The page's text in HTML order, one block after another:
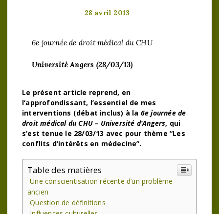
28 avril 2013
6e journée de droit médical du CHU
Université Angers (28/03/13)
Le présent article reprend, en
l’approfondissant, l’essentiel de mes
interventions (débat inclus) à la 6e journée de
droit médical du CHU – Université d’Angers, qui
s’est tenue le 28/03/13 avec pour thème “Les
conflits d’intérêts en médecine”.
Table des matières
Une conscientisation récente d’un problème
ancien
Question de définitions